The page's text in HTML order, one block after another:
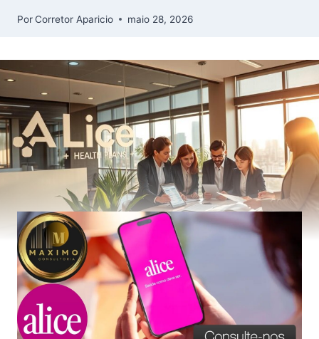
PorCorretor Aparicio maio 28, 2026